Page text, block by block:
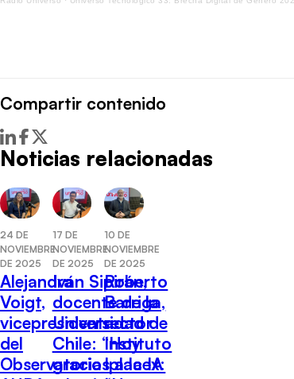
Compartir contenido
Noticias relacionadas
24 DE
NOVIEMBRE
DE 2025
Alejandra
Voigt,
vicepresidenta
del
Observatorio
17 DE
NOVIEMBRE
DE 2025
Iván Sipirán,
docente de la
Universidad de
Chile: “Hoy
gracias a la IA
10 DE
NOVIEMBRE
DE 2025
Roberto
Barriga,
rector
Instituto
Iplacex: